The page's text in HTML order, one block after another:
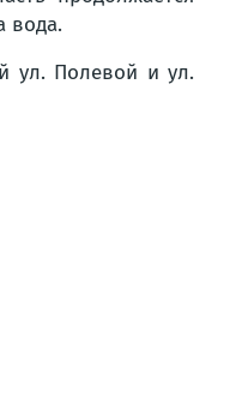
вода.
ул. Полевой и ул.